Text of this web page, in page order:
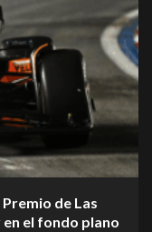
de Las
el fondo plano